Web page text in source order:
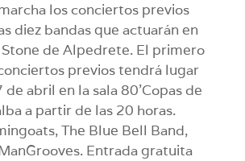
los conciertos previos
diez bandas que actuarán en
de Alpedrete. El primero
previos tendrá lugar
abril en la sala 80’Copas de
a partir de las 20 horas.
The Blue Bell Band,
Entrada gratuita